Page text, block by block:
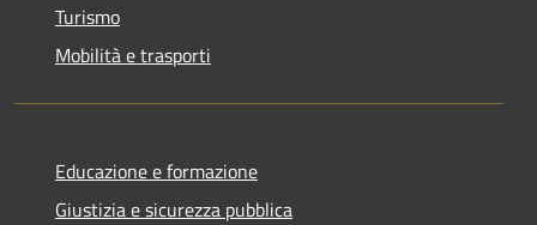
Turismo
Mobilità e trasporti
Educazione e formazione
Giustizia e sicurezza pubblica